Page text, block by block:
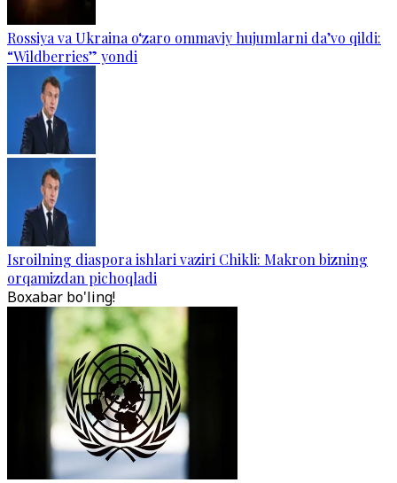
Rossiya va Ukraina o‘zaro ommaviy hujumlarni da’vo qildi:
“Wildberries” yondi
Isroilning diaspora ishlari vaziri Chikli: Makron bizning
orqamizdan pichoqladi
Boxabar bo'ling!